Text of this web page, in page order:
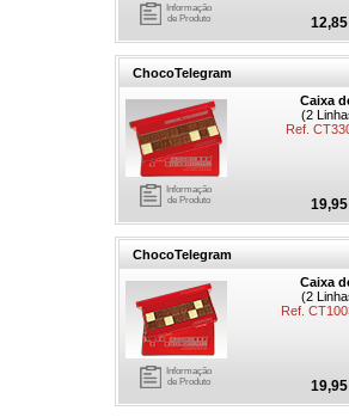
Informação
de Produto
ChocoTelegram
Informação
de Produto
Caixa
(2
Ref.
ChocoTelegram
Informação
de Produto
Caixa
(2
Ref.